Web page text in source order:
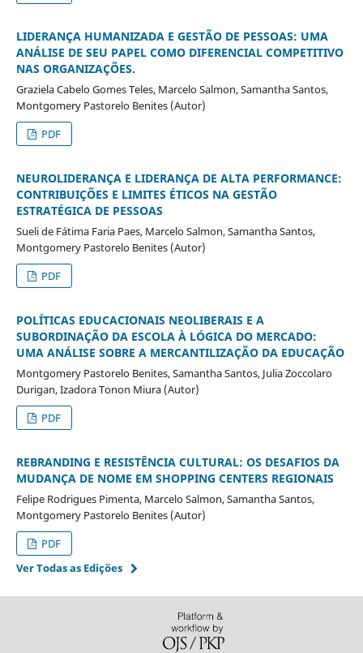
LIDERANÇA HUMANIZADA E GESTÃO DE PESSOAS: UMA
ANÁLISE DE SEU PAPEL COMO DIFERENCIAL COMPETITIVO
NAS ORGANIZAÇÕES.
Graziela Cabelo Gomes Teles, Marcelo Salmon, Samantha Santos,
Montgomery Pastorelo Benites (Autor)
PDF
NEUROLIDERANÇA E LIDERANÇA DE ALTA PERFORMANCE:
CONTRIBUIÇÕES E LIMITES ÉTICOS NA GESTÃO
ESTRATÉGICA DE PESSOAS
Sueli de Fátima Faria Paes, Marcelo Salmon, Samantha Santos,
Montgomery Pastorelo Benites (Autor)
PDF
POLÍTICAS EDUCACIONAIS NEOLIBERAIS E A
SUBORDINAÇÃO DA ESCOLA À LÓGICA DO MERCADO:
UMA ANÁLISE SOBRE A MERCANTILIZAÇÃO DA EDUCAÇÃO
Montgomery Pastorelo Benites, Samantha Santos, Julia Zoccolaro
Durigan, Izadora Tonon Miura (Autor)
PDF
REBRANDING E RESISTÊNCIA CULTURAL: OS DESAFIOS DA
MUDANÇA DE NOME EM SHOPPING CENTERS REGIONAIS
Felipe Rodrigues Pimenta, Marcelo Salmon, Samantha Santos,
Montgomery Pastorelo Benites (Autor)
PDF
Ver Todas as Edições